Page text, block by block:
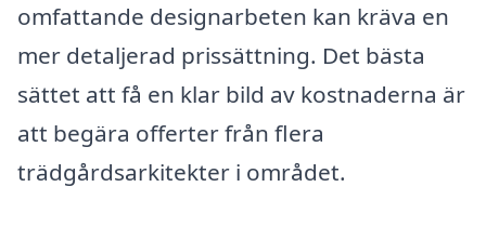
omfattande designarbeten kan kräva en
mer detaljerad prissättning. Det bästa
sättet att få en klar bild av kostnaderna är
att begära offerter från flera
trädgårdsarkitekter i området.